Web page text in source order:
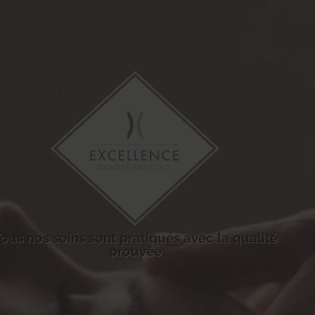
nos soins sont pratiqués avec la qualité
prouvée